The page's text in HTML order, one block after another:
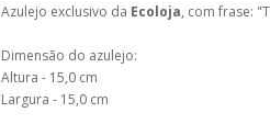
Azulejo exclusivo da Ecoloja, com frase:
Dimensão do azulejo:
Altura - 15,0 cm
Largura - 15,0 cm